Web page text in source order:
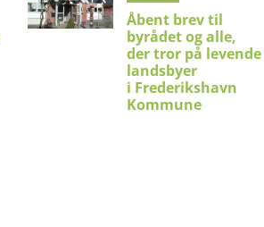
Åbent brev til
byrådet og alle,
der tror på levende
landsbyer
i Frederikshavn
Kommune